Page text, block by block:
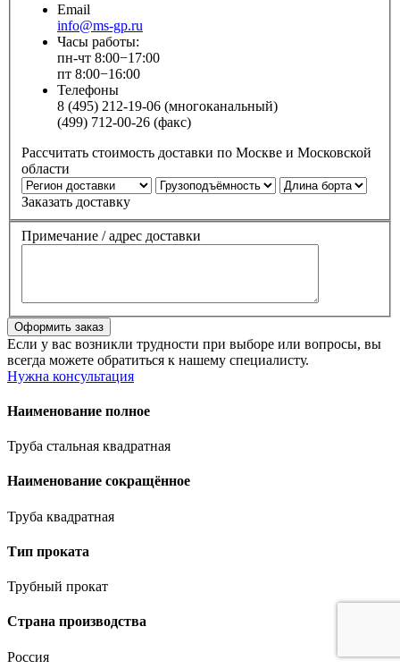
Email
info@ms-gp.ru
Часы работы:
пн-чт 8:00−17:00
пт 8:00−16:00
Телефоны
8 (495) 212-19-06 (многоканальный)
(499) 712-00-26 (факс)
Рассчитать стоимость доставки по Москве и Московской
области
Заказать доставку
Примечание / адрес доставки
Если у вас возникли трудности при выборе или вопросы, вы
всегда можете обратиться к нашему специалисту.
Нужна консультация
Наименование полное
Труба стальная квадратная
Наименование сокращённое
Труба квадратная
Тип проката
Трубный прокат
Страна производства
Россия